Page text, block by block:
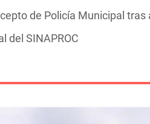
de Policía Municipal
del SINAPROC